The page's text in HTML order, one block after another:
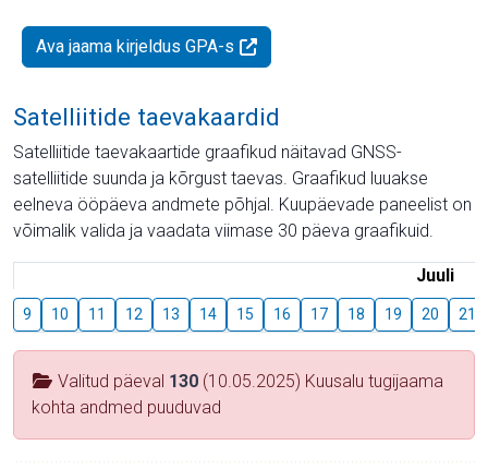
Ava jaama kirjeldus GPA-s
Satelliitide taevakaardid
Satelliitide taevakaartide graafikud näitavad GNSS-
satelliitide suunda ja kõrgust taevas. Graafikud luuakse
eelneva ööpäeva andmete põhjal. Kuupäevade paneelist on
võimalik valida ja vaadata viimase 30 päeva graafikuid.
Juuli
9 10 11 12 13 14 15 16 17 18 19 20 21
Valitud päeval 130 (10.05.2025) Kuusalu tugijaama
kohta andmed puuduvad